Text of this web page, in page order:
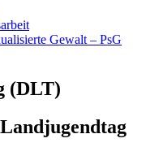
Gewalt – PsG
(DLT)